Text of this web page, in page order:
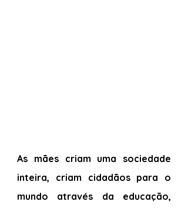
As mães criam uma sociedade
inteira, criam cidadãos para o
mundo através da educação,